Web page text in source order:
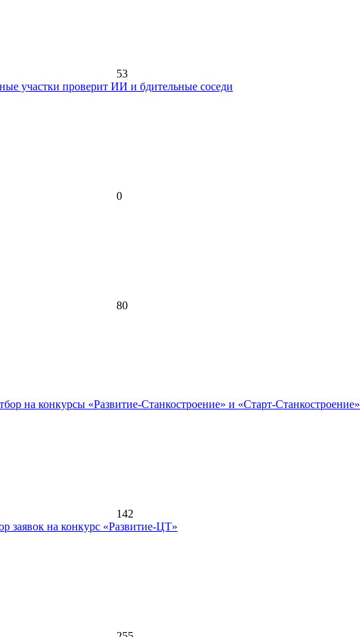
53
участки проверит ИИ и бдительные соседи
0
80
на конкурсы «Развитие-Станкостроение» и «Старт-Станкостроение»
142
заявок на конкурс «Развитие-ЦТ»